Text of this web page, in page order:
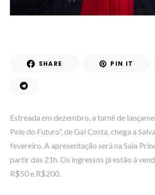
SHARE PIN IT
Estreada em dezembro, a turnê de
Pele do Futuro”, de Gal Costa, chega a
fevereiro. A apresentação será na Sala
partir das 21h. Os ingressos já estão à
R$50 e R$200.